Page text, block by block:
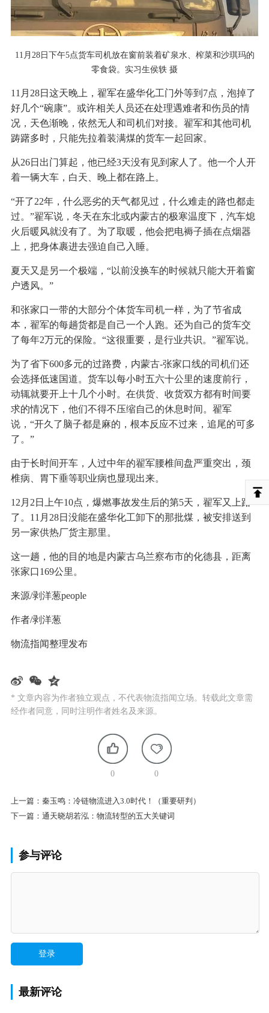
11月28日下午5点货车司机放在窗前装着矿泉水、榨菜和沙琪玛的
零食袋。实习生侯轶 摄
11月28日这天晚上，翟军在盛华化工门外等到7点，泡掉了
好几个“碗康”。或许相关人员还在处理遇难者和伤员的情
况，天色渐晚，依然无人和司机们对接。翟军和其他司机
踌躇多时，只能先拉着装满煤的货车一起回家。
从26日出门算起，他已经3天没有见到家人了。他一个人开
着一辆大车，白天、晚上都在路上。
“开了22年，什么恶劣的天气都见过，什么难走的路也都走
过。”翟军说，冬天在东北或内蒙古的极寒温度下，汽车熄
火后暖风就没有了。为了取暖，他会把电褥子插在点烟器
上，把身体裹进去强迫自己入睡。
夏天又是另一个极端，“以前没换车的时候就只能大开着窗
户透风。”
和张家口一带的大部分个体货车司机一样，为了节省成
本，翟军的每趟货都是自己一个人跑。还为自己的货车交
了每年2万元的保险。“这很重要，是行业共识。”翟军说。
为了省下600多元的过路费，内蒙古-张家口线的司机们还
会选择低速国道。货车以每小时五六十公里的速度前行，
动辄就要开上十几个小时。在供货、收货双方都有时间要
求的情况下，他们不得不压缩自己的休息时间。翟军
说，“开久了脑子都是麻的，根本反应不过来，追尾的可多
了。”
由于长时间开车，人过中年的翟军腰椎间盘严重突出，颈
椎病、胃下垂等职业病也显现出来。
12月2日上午10点，爆燃事故发生后的第5天，翟军又上路
了。11月28日没能在盛华化工卸下的那批煤，被安排送到
另一家供热厂货主那里。
这一趟，他的目的地是内蒙古乌兰察布市的化德县，距离
张家口169公里。
来源/剥洋葱people
作者/剥洋葱
物流指闻整理发布
* 文章内容为作者独立观点，不代表物流指闻立场。转载此文章需
经作者同意，同时注明作者姓名及来源。
0 0
上一篇： 秦玉鸣：冷链物流进入3.0时代！（重要研判）
下一篇： 通天晓胡若泓：物流转型的五大关键词
参与评论
最新评论